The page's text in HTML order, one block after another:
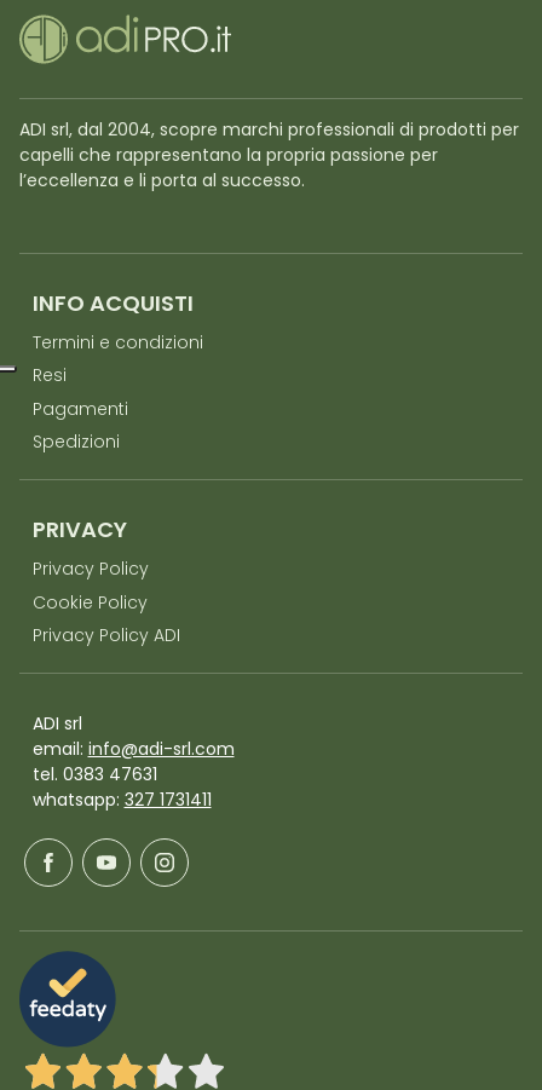
ADI srl, dal 2004, scopre marchi professionali di prodotti per
capelli che rappresentano la propria passione per
l’eccellenza e li porta al successo.
INFO ACQUISTI
Termini e condizioni
Resi
Pagamenti
Spedizioni
PRIVACY
Privacy Policy
Cookie Policy
Privacy Policy ADI
ADI srl
email: info@adi-srl.com
tel. 0383 47631
whatsapp: 327 1731411